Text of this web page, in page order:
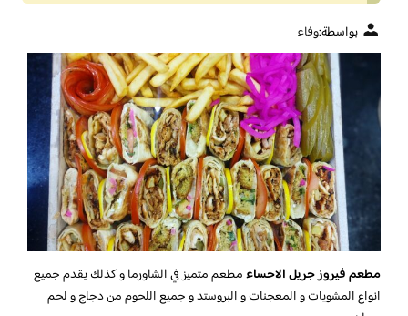
بواسطة:وفاء
مطعم فيروز جريل الاحساءمطعم متميز في الشاورما و كذلك يقدم جميع
انواع المشويات و المعجنات و البروستد و جميع اللحوم من دجاج و لحم